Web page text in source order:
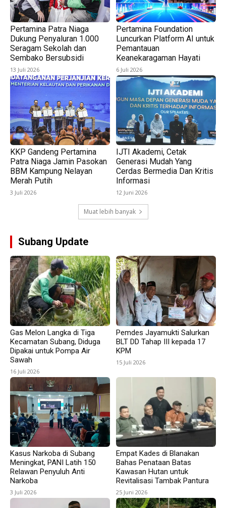
Pertamina Patra Niaga
Dukung Penyaluran 1.000
Seragam Sekolah dan
Sembako Bersubsidi
13 Juli 2026
Pertamina Foundation
Luncurkan Platform AI untuk
Pemantauan
Keanekaragaman Hayati
6 Juli 2026
KKP Gandeng Pertamina
Patra Niaga Jamin Pasokan
BBM Kampung Nelayan
Merah Putih
3 Juli 2026
IJTI Akademi, Cetak
Generasi Mudah Yang
Cerdas Bermedia Dan Kritis
Informasi
12 Juni 2026
Muat lebih banyak
Subang Update
Gas Melon Langka di Tiga
Kecamatan Subang, Diduga
Dipakai untuk Pompa Air
Sawah
16 Juli 2026
Pemdes Jayamukti Salurkan
BLT DD Tahap III kepada 17
KPM
15 Juli 2026
Kasus Narkoba di Subang
Meningkat, PANI Latih 150
Relawan Penyuluh Anti
Narkoba
3 Juli 2026
Empat Kades di Blanakan
Bahas Penataan Batas
Kawasan Hutan untuk
Revitalisasi Tambak Pantura
25 Juni 2026